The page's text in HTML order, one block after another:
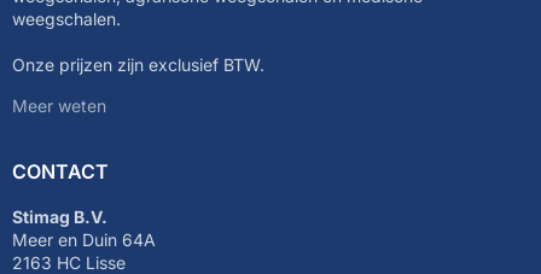
weegschalen.
Onze prijzen zijn exclusief BTW.
Meer weten
CONTACT
Stimag B.V.
Meer en Duin 64A
2163 HC Lisse